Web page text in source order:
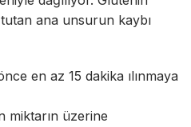
ana unsurun kaybı
en az 15 dakika ılınmaya
miktarın üzerine